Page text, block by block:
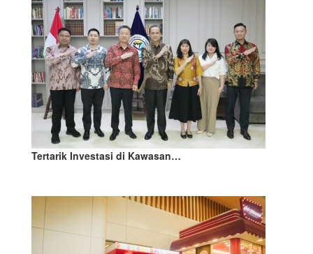
Tertarik Investasi di Kawasan…